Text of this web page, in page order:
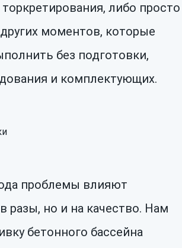
либо просто
моментов, которые
без подготовки,
и комплектующих.
проблемы влияют
разы, но и на качество. Нам
бетонного бассейна